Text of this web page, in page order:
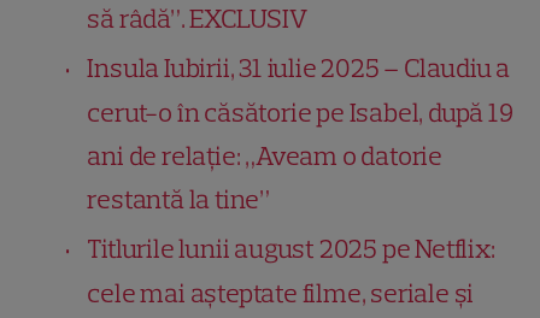
să râdă”. EXCLUSIV
Insula Iubirii, 31 iulie 2025 – Claudiu a
cerut-o în căsătorie pe Isabel, după 19
ani de relație: „Aveam o datorie
restantă la tine”
Titlurile lunii august 2025 pe Netflix:
cele mai așteptate filme, seriale și